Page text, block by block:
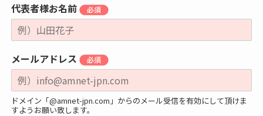
代表者様お名前
メールアドレス
ドメイン「@amnet-jpn.com」からのメール受信を有効にして頂けま
すようお願い致します。